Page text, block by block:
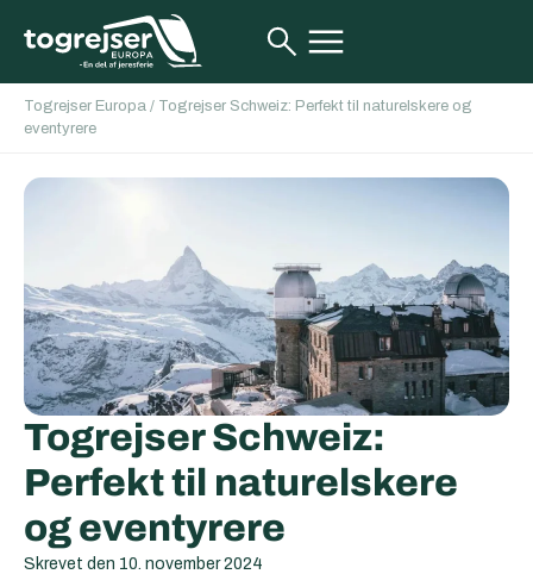
Togrejser Europa / Togrejser Schweiz: Perfekt til naturelskere og
eventyrere
Togrejser Schweiz:
Perfekt til naturelskere
og eventyrere
Skrevet den 10. november 2024